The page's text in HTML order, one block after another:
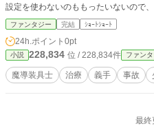
設定を使わないのももったいないので
ファンタジー 完結 ｼｮｰﾄｼｮｰﾄ
24h.ポイント 0pt
小説 228,834 位 / 228,834件 ファン
魔導装具士 治療 義手 事故
最終